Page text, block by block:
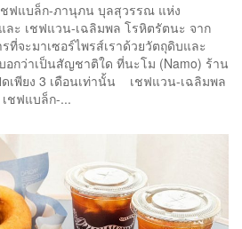
ฟแบล็ก-ภานุภน บุลสุวรรณ แห่ง
ละ เชฟแวน-เฉลิมพล โรหิตรัตนะ จาก
ที่จะมาเซอร์ไพรส์เราด้วยวัตถุดิบและ
อกว่าเป็นสัญชาติใด ที่นะโม (Namo) ร้าน
ดเพียง 3 เดือนเท่านั้น เชฟแวน-เฉลิมพล
ชฟแบล็ก-...